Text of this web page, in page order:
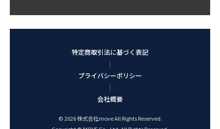
特定商取引法に基づく表記
｜
プライバシーポリシー
｜
会社概要
© 2026 株式会社move All Rights Reserved.